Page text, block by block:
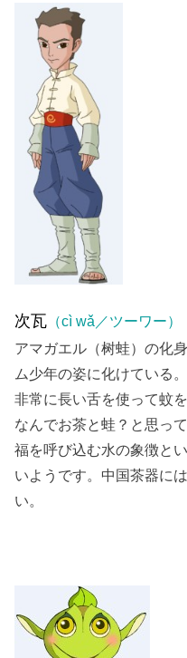
次瓦 （cì wǎ／ツーワー）
アマガエル（树蛙）の化
ム少年の姿に化けている
非常に長い舌を使って蚊
なんでお茶と蛙？と思っ
福を呼び込む水の象徴と
いようです。中国茶器に
い。